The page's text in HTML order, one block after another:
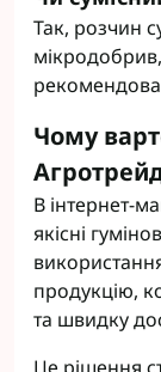
Так, розчин
Чому
В інтернет-
якісні
продукцію,
та швидку